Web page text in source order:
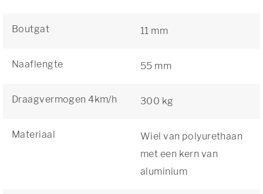
Boutgat 11 mm
Naaflengte 55 mm
Draagvermogen 4km/h 300 kg
Materiaal
Wiel van polyurethaan
met een kern van
aluminium